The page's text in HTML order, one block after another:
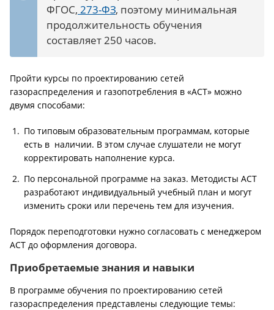
ФГОС, 273-ФЗ, поэтому минимальная
продолжительность обучения
составляет 250 часов.
Пройти курсы по проектированию сетей
газораспределения и газопотребления в «АСТ» можно
двумя способами:
По типовым образовательным программам, которые
есть в наличии. В этом случае слушатели не могут
корректировать наполнение курса.
По персональной программе на заказ. Методисты АСТ
разработают индивидуальный учебный план и могут
изменить сроки или перечень тем для изучения.
Порядок переподготовки нужно согласовать с менеджером
АСТ до оформления договора.
Приобретаемые знания и навыки
В программе обучения по проектированию сетей
газораспределения представлены следующие темы: